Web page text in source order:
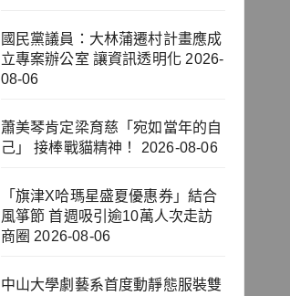
國民黨議員：大林蒲遷村計畫應成
立專案辦公室 讓資訊透明化 2026-
08-06
蕭美琴肯定梁育慈「宛如當年的自
己」 接棒戰貓精神！
2026-08-06
「旗津X哈瑪星盛夏優惠券」結合
風箏節 首週吸引逾10萬人次走訪
商圈 2026-08-06
中山大學劇藝系首度動靜態服裝雙